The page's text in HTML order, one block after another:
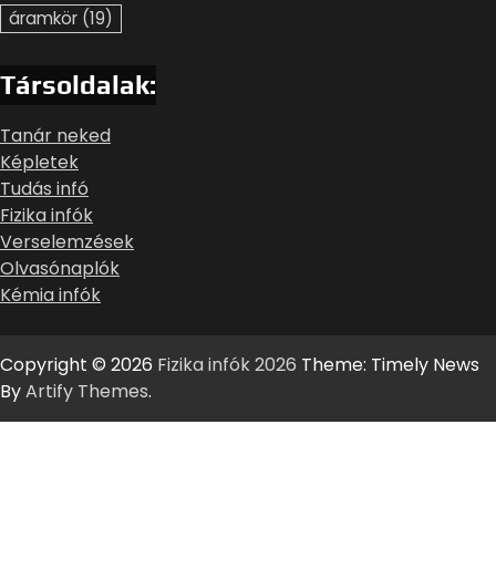
áramkör (19)
Társoldalak:
Tanár neked
Képletek
Tudás infó
Fizika infók
Verselemzések
Olvasónaplók
Kémia infók
Copyright © 2026 Fizika infók 2026 Theme: Timely News
ByArtify Themes.